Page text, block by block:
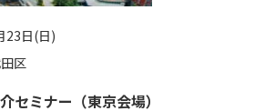
23日(日)
区
セミナー（東京会場）